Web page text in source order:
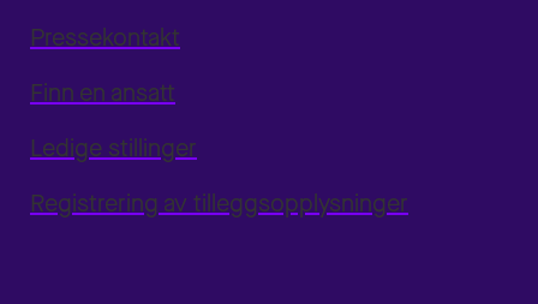
Pressekontakt
Finn en ansatt
Ledige stillinger
Registrering av tilleggsopplysninger